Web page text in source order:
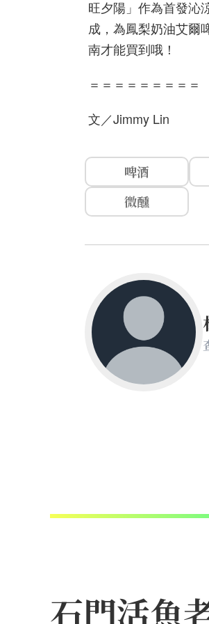
旺夕陽」作為首發沁
成，為鳳梨奶油艾爾
南才能買到哦！
＝＝＝＝＝＝＝＝＝
文／Jimmy Lin
啤酒
微醺
石門活魚